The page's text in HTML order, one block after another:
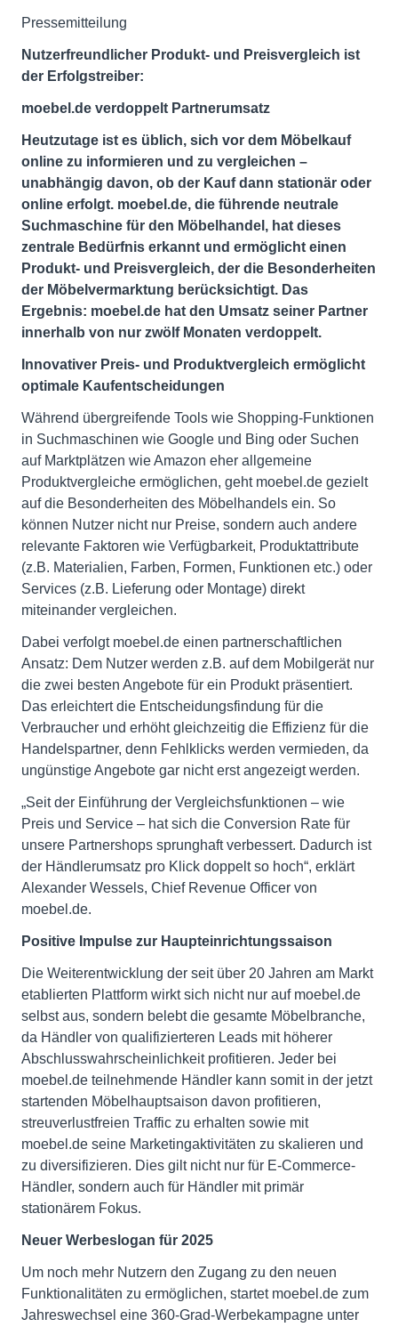
Pressemitteilung
Nutzerfreundlicher Produkt- und Preisvergleich ist
der Erfolgstreiber:
moebel.de verdoppelt Partnerumsatz
Heutzutage ist es üblich, sich vor dem Möbelkauf
online zu informieren und zu vergleichen –
unabhängig davon, ob der Kauf dann stationär oder
online erfolgt. moebel.de, die führende neutrale
Suchmaschine für den Möbelhandel, hat dieses
zentrale Bedürfnis erkannt und ermöglicht einen
Produkt- und Preisvergleich, der die Besonderheiten
der Möbelvermarktung berücksichtigt. Das
Ergebnis: moebel.de hat den Umsatz seiner Partner
innerhalb von nur zwölf Monaten verdoppelt.
Innovativer Preis- und Produktvergleich ermöglicht
optimale Kaufentscheidungen
Während übergreifende Tools wie Shopping-Funktionen
in Suchmaschinen wie Google und Bing oder Suchen
auf Marktplätzen wie Amazon eher allgemeine
Produktvergleiche ermöglichen, geht moebel.de gezielt
auf die Besonderheiten des Möbelhandels ein. So
können Nutzer nicht nur Preise, sondern auch andere
relevante Faktoren wie Verfügbarkeit, Produktattribute
(z.B. Materialien, Farben, Formen, Funktionen etc.) oder
Services (z.B. Lieferung oder Montage) direkt
miteinander vergleichen.
Dabei verfolgt moebel.de einen partnerschaftlichen
Ansatz: Dem Nutzer werden z.B. auf dem Mobilgerät nur
die zwei besten Angebote für ein Produkt präsentiert.
Das erleichtert die Entscheidungsfindung für die
Verbraucher und erhöht gleichzeitig die Effizienz für die
Handelspartner, denn Fehlklicks werden vermieden, da
ungünstige Angebote gar nicht erst angezeigt werden.
„Seit der Einführung der Vergleichsfunktionen – wie
Preis und Service – hat sich die Conversion Rate für
unsere Partnershops sprunghaft verbessert. Dadurch ist
der Händlerumsatz pro Klick doppelt so hoch“, erklärt
Alexander Wessels, Chief Revenue Officer von
moebel.de.
Positive Impulse zur Haupteinrichtungssaison
Die Weiterentwicklung der seit über 20 Jahren am Markt
etablierten Plattform wirkt sich nicht nur auf moebel.de
selbst aus, sondern belebt die gesamte Möbelbranche,
da Händler von qualifizierteren Leads mit höherer
Abschlusswahrscheinlichkeit profitieren. Jeder bei
moebel.de teilnehmende Händler kann somit in der jetzt
startenden Möbelhauptsaison davon profitieren,
streuverlustfreien Traffic zu erhalten sowie mit
moebel.de seine Marketingaktivitäten zu skalieren und
zu diversifizieren. Dies gilt nicht nur für E-Commerce-
Händler, sondern auch für Händler mit primär
stationärem Fokus.
Neuer Werbeslogan für 2025
Um noch mehr Nutzern den Zugang zu den neuen
Funktionalitäten zu ermöglichen, startet moebel.de zum
Jahreswechsel eine 360-Grad-Werbekampagne unter